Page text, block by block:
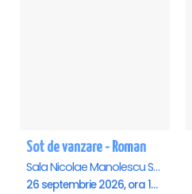
Sot de vanzare - Roman
Sala Nicolae Manolescu Strunga (Sala de festivitati a Primariei Roman), Roman
26 septembrie 2026, ora 19:00